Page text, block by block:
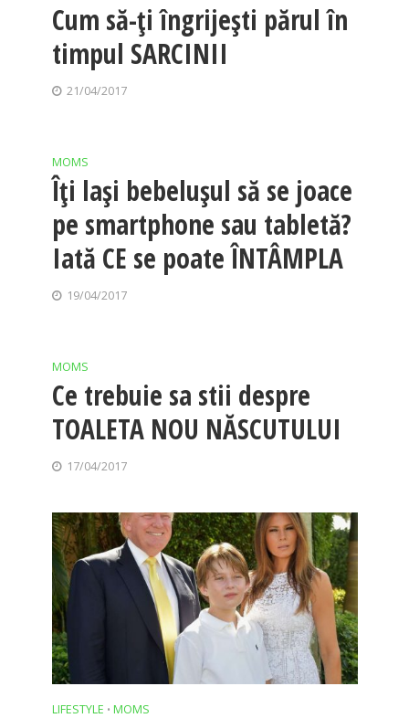
Cum să-ți îngrijești părul în
timpul SARCINII
21/04/2017
MOMS
Îți lași bebelușul să se joace
pe smartphone sau tabletă?
Iată CE se poate ÎNTÂMPLA
19/04/2017
MOMS
Ce trebuie sa stii despre
TOALETA NOU NĂSCUTULUI
17/04/2017
LIFESTYLE • MOMS